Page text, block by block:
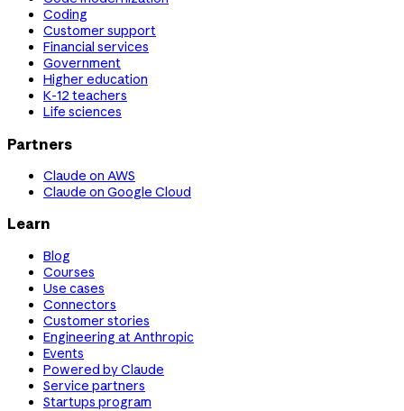
Coding
Customer support
Financial services
Government
Higher education
K-12 teachers
Life sciences
Partners
Claude on AWS
Claude on Google Cloud
Learn
Blog
Courses
Use cases
Connectors
Customer stories
Engineering at Anthropic
Events
Powered by Claude
Service partners
Startups program